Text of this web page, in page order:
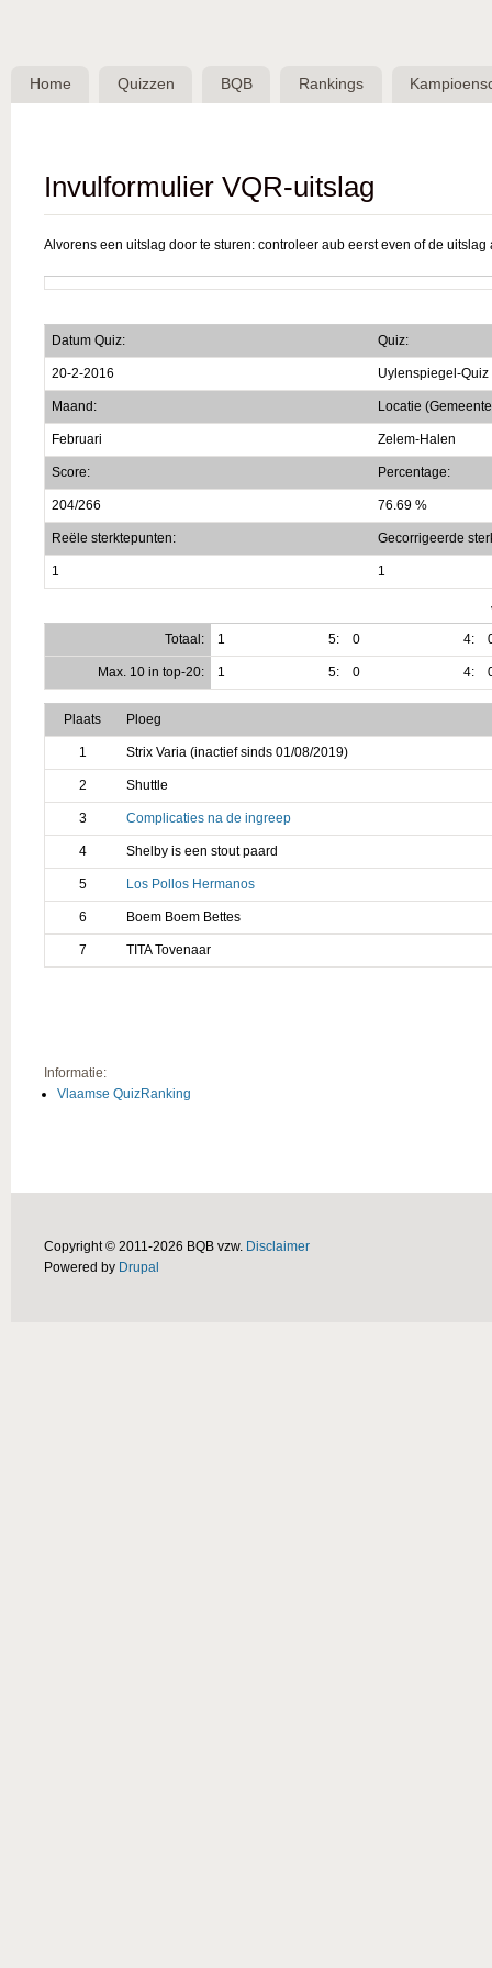
Belgische
QuizBond
Home Quizzen BQB Rankings
Invulformulier VQR-uitslag
Alvorens een uitslag door te sturen: controleer aub eerst even of de
Datum Quiz: Quiz:
20-2-2016 Uylenspiegel-Quiz
Maand: Locatie
Februari Zelem-Halen
Score: Percentage:
204/266 76.69 %
Reële sterktepunten: Gecorrigeerde
1 1
Totaal:
1 5: 0 4:
Max. 10 in top-20: 1 5: 0 4:
Plaats Ploeg
1 Strix Varia (inactief sinds 01/08/2019)
2 Shuttle
3 Complicaties na de ingreep
4 Shelby is een stout paard
5 Los Pollos Hermanos
6 Boem Boem Bettes
7 TITA Tovenaar
Informatie:
Vlaamse QuizRanking
Copyright © 2011-2026 BQB vzw. Disclaimer
Powered by Drupal